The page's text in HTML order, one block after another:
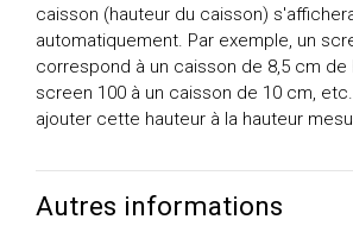
caisson (hauteur du caisson)
automatiquement. Par exemple, un
correspond à un caisson de 8,5 cm de
screen 100 à un caisson de 10 cm,
ajouter cette hauteur à la hauteur
Autres informations